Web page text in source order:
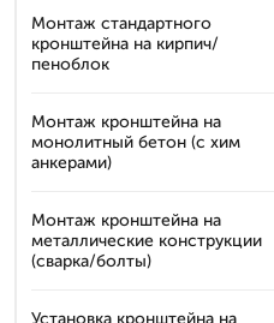
Монтаж стандартного
кронштейна на кирпич/
пеноблок
Монтаж кронштейна на
монолитный бетон (с хим
анкерами)
Монтаж кронштейна на
металлические конструкции
(сварка/болты)
Установка кронштейна на